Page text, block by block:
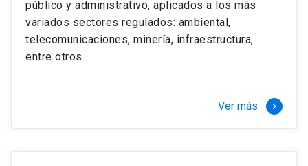
Si optas por la modalidad Full Time:
El LLM UC Full Time es una versión del programa
destinado principalmente a extranjeros, que permite
necesidades y expectativas profesionales, eligiendo
Juan Ignacio Piña Rochefort
Director Magíster en Derecho, LLM UC
público y administrativo, aplicados a los más
variados sectores regulados: ambiental,
telecomunicaciones, minería, infraestructura,
entre otros.
Ver más keyboard_arrow_right